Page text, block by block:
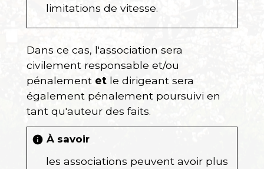
limitations de vitesse.
Dans ce cas, l'association sera
civilement responsable et/ou
pénalement et le dirigeant sera
également pénalement poursuivi en
tant qu'auteur des faits.
info À savoir
les associations peuvent avoir plus